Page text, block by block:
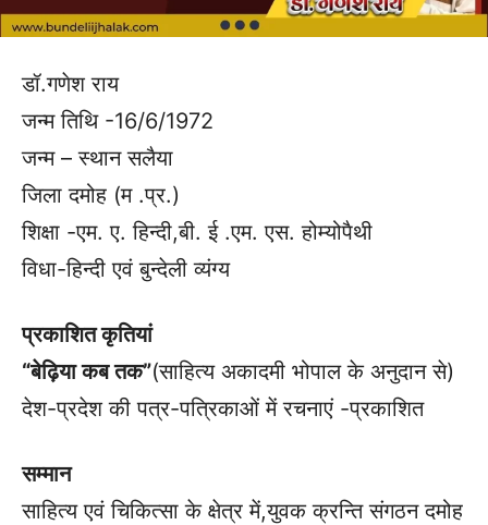
डॉ.गणेश राय
जन्म तिथि -16/6/1972
जन्म – स्थान सलैया
जिला दमोह (म .प्र.)
शिक्षा -एम. ए. हिन्दी,बी. ई .एम. एस. होम्योपैथी
विधा-हिन्दी एवं बुन्देली व्यंग्य
प्रकाशित कृतियां
“बेढ़िया कब तक”(साहित्य अकादमी भोपाल के अनुदान से)
देश-प्रदेश की पत्र-पत्रिकाओं में रचनाएं -प्रकाशित
सम्मान
साहित्य एवं चिकित्सा के क्षेत्र में,युवक क्रन्ति संगठन दमोह